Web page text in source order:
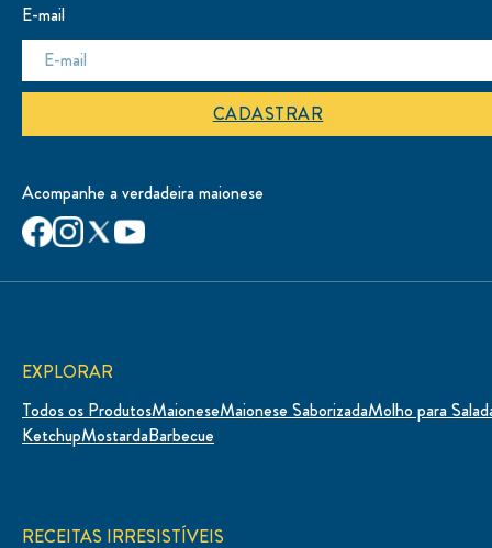
E-mail
CADASTRAR
Acompanhe a verdadeira maionese
EXPLORAR
Todos os ProdutosMaioneseMaionese SaborizadaMolho para
KetchupMostardaBarbecue
RECEITAS IRRESISTÍVEIS